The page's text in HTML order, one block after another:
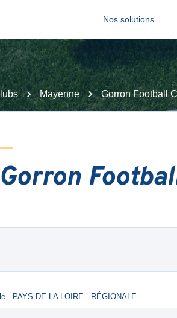
Nos solutions
Mayenne Gorron Football
Gorron
- PAYS DE LA LOIRE - RÉGIONALE